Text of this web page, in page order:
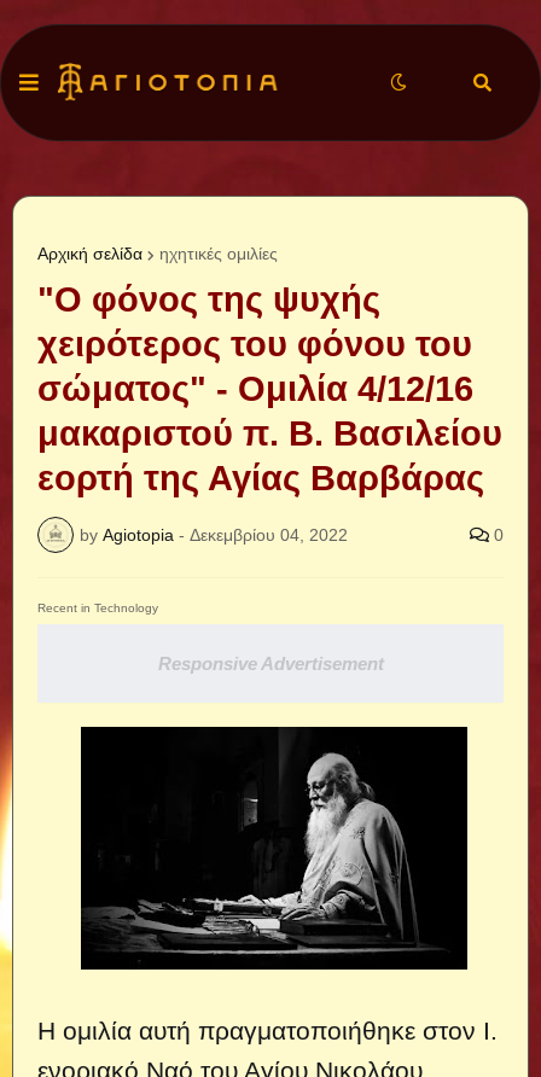
Αρχική σελίδα ηχητικές ομιλίες
"Ο φόνος της ψυχής
χειρότερος του φόνου του
σώματος" - Ομιλία 4/12/16
μακαριστού π. Β. Βασιλείου
εορτή της Αγίας Βαρβάρας
by Agiotopia - Δεκεμβρίου 04, 2022 0
Recent in Technology
Responsive Advertisement
Η ομιλία αυτή πραγματοποιήθηκε στον Ι.
ενοριακό Ναό του Αγίου Νικολάου